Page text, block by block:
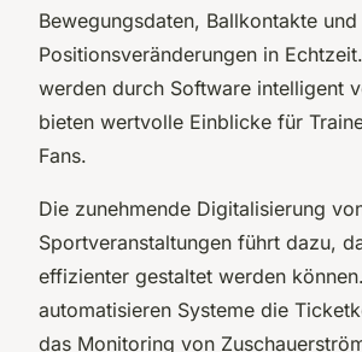
Bewegungsdaten, Ballkontakte und
Positionsveränderungen in
werden durch Software intelligent
bieten wertvolle Einblicke für
Fans.
Die zunehmende Digitalisierung
Sportveranstaltungen führt dazu,
effizienter gestaltet werden
automatisieren Systeme die
das Monitoring von